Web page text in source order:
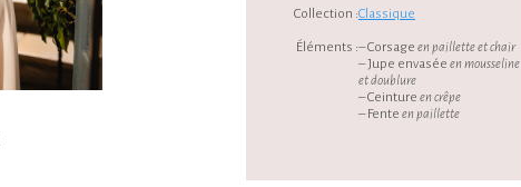
Collection :
Éléments :
Classique
– Corsage en paillette et chair
– Jupe envasée en mousseline
et doublure
– Ceinture en crêpe
– Fente en paillette